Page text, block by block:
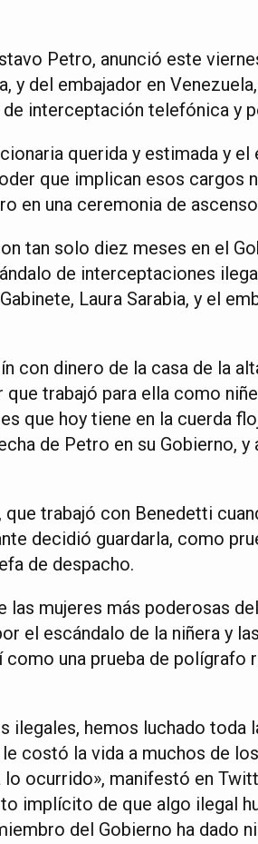
Petro, anunció este
y del embajador en
interceptación telefónica y
querida y estimada y
que implican esos cargos
en una ceremonia de
tan solo diez meses en el
de interceptaciones
Laura Sarabia, y el
con dinero de la casa de la
trabajó para ella como
que hoy tiene en la cuerda
de Petro en su Gobierno,
que trabajó con Benedetti
decidió guardarla, como
de despacho.
las mujeres más poderosas
el escándalo de la niñera y
como una prueba de polígrafo
ilegales, hemos luchado toda
costó la vida a muchos de
ocurrido», manifestó en
implícito de que algo ilegal
del Gobierno ha dado